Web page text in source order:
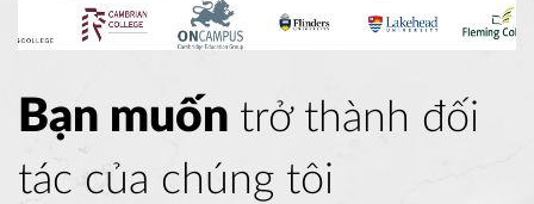
Bạn muốn trở thành đối
tác của chúng tôi